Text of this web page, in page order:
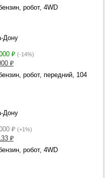
робот, 4WD
Дону
₽ (-14%)
₽
робот, передний, 104
Дону
₽ (+1%)
₽
робот, 4WD